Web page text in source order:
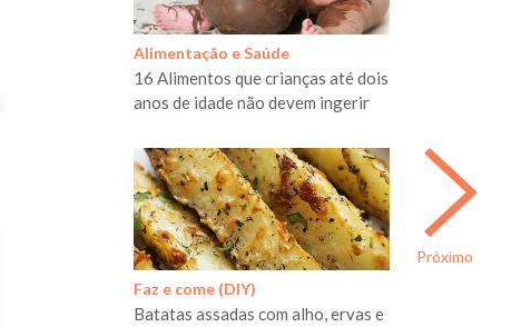
Próximo
Alimentação e Saúde
16 Alimentos que crianças até dois
anos de idade não devem ingerir
Faz e come (DIY)
Batatas assadas com alho, ervas e